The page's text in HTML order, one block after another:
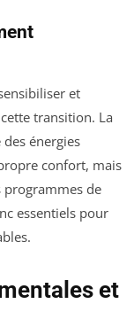
et
transition. La
énergies
confort, mais
programmes de
essentiels pour
et